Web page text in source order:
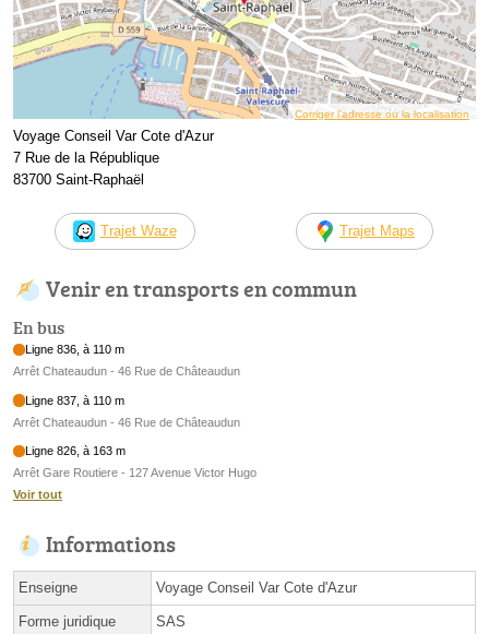
Corriger l’adresse ou la localisation
Voyage Conseil Var Cote d'Azur
7 Rue de la République
83700 Saint-Raphaël
Trajet Waze Trajet Maps
Venir en transports en commun
En bus
Ligne 836, à 110 m
Arrêt Chateaudun - 46 Rue de Châteaudun
Ligne 837, à 110 m
Arrêt Chateaudun - 46 Rue de Châteaudun
Ligne 826, à 163 m
Arrêt Gare Routiere - 127 Avenue Victor Hugo
Voir tout
Informations
Enseigne Voyage Conseil Var Cote d'Azur
Forme juridique SAS